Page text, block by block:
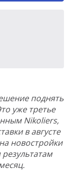
поднять
уже третье
Nikoliers,
в августе
новостройки